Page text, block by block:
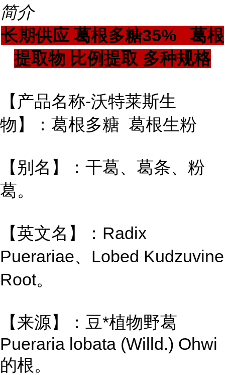
简介
长期供应 葛根多糖35% 葛根
提取物 比例提取 多种规格
【产品名称-沃特莱斯生
物】：葛根多糖 葛根生粉
【别名】：干葛、葛条、粉
葛。
【英文名】：Radix
Puerariae、Lobed Kudzuvine
Root。
【来源】：豆*植物野葛
Pueraria lobata (Willd.) Ohwi
的根。